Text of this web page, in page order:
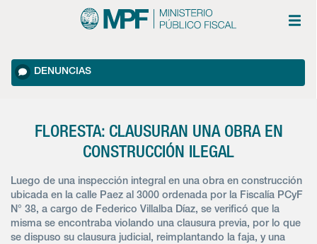
DENUNCIAS
FLORESTA: CLAUSURAN UNA OBRA EN
CONSTRUCCIÓN ILEGAL
Luego de una inspección integral en una obra en construcción
ubicada en la calle Paez al 3000 ordenada por la Fiscalía PCyF
N° 38, a cargo de Federico Villalba Díaz, se verificó que la
misma se encontraba violando una clausura previa, por lo que
se dispuso su clausura judicial, reimplantando la faja, y una